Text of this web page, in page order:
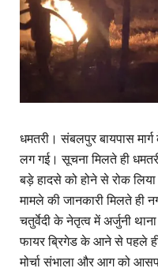
धमतरी। संबलपुर बायपास
लग गई। सूचना मिलते ही
बड़े हादसे को होने से रोक
मामले की जानकारी मिलते ही
चतुर्वेदी के नेतृत्व में अर्जुनी
फायर ब्रिगेड के आने से पहले
मोर्चा संभाला और आग को